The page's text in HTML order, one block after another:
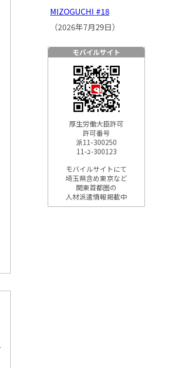
MIZOGUCHI #18
（2026年7月29日）
モバイルサイト
厚生労働大臣許可
許可番号
派11-300250
11-ﾕ-300123
モバイルサイトにて
埼玉県含め東京など
関東首都圏の
人材派遣情報掲載中